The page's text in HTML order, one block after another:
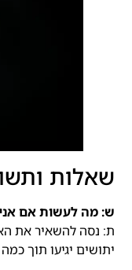
שאלות
ש: מה לעשות אם
ת: נסה להשאיר את
יתושים יגיעו תוך